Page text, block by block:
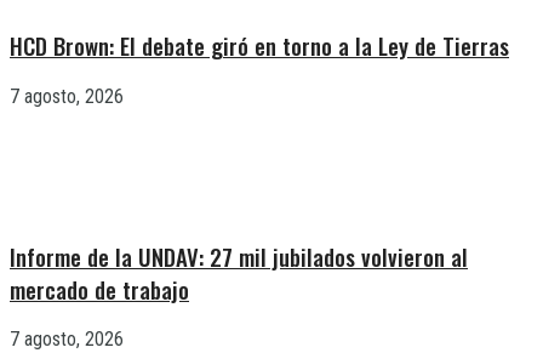
HCD Brown: El debate giró en torno a la Ley de Tierras
7 agosto, 2026
Informe de la UNDAV: 27 mil jubilados volvieron al
mercado de trabajo
7 agosto, 2026